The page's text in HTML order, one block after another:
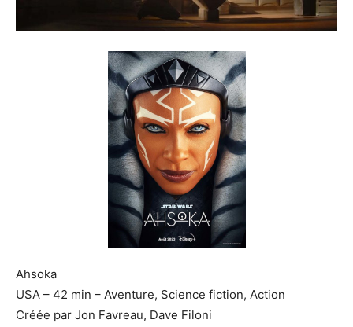
Ahsoka
USA – 42 min – Aventure, Science fiction, Action
Créée par Jon Favreau, Dave Filoni